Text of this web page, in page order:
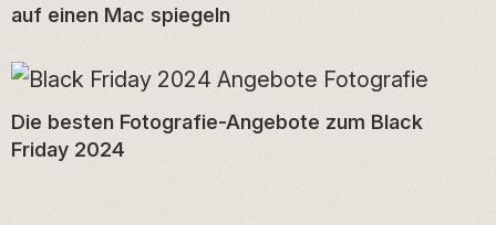
auf einen Mac spiegeln
Die besten Fotografie-Angebote zum Black
Friday 2024